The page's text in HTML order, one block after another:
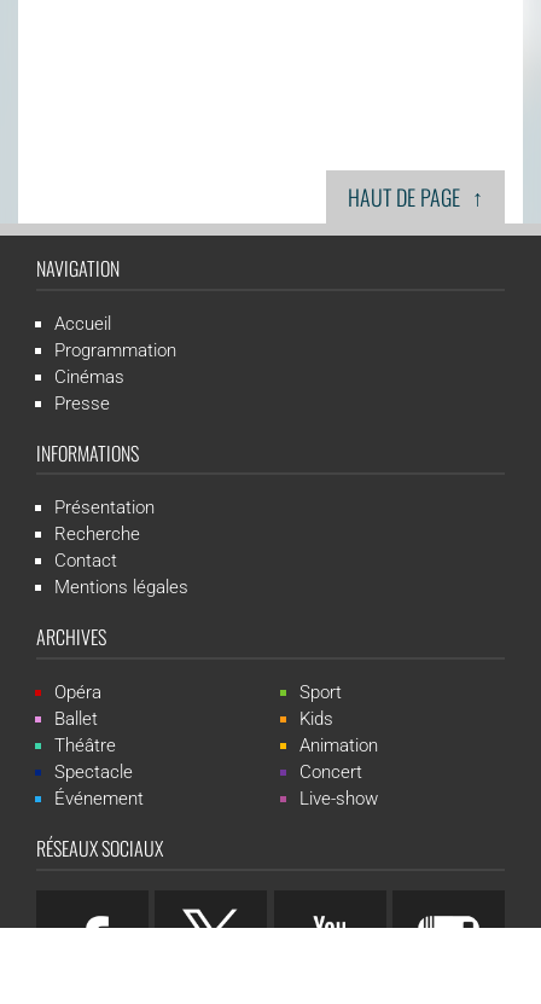
HAUT DE PAGE ↑
NAVIGATION
Accueil
Programmation
Cinémas
Presse
INFORMATIONS
Présentation
Recherche
Contact
Mentions légales
ARCHIVES
Opéra
Ballet
Théâtre
Spectacle
Événement
Sport
Kids
Animation
Concert
Live-show
RÉSEAUX SOCIAUX